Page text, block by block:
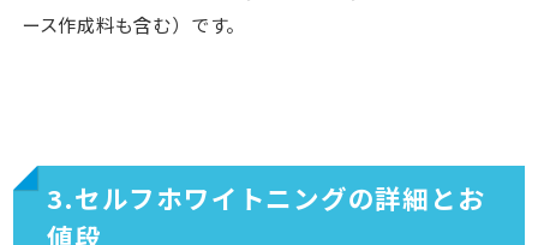
ース作成料も含む）です。
3.セルフホワイトニングの詳細とお
値段